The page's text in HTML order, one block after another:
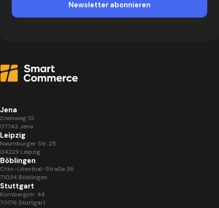
Newsletter abonnieren
Jena
Steinweg 10
07743 Jena
Leipzig
Naumburger Str. 25
04229 Leipzig
Böblingen
Otto-Lilienthal-Straße 36
71034 Böblingen
Stuttgart
Kornbergstr. 44
70176 Stuttgart